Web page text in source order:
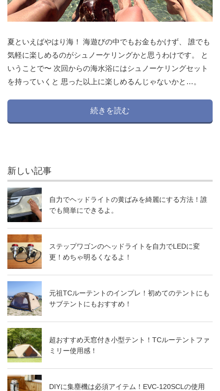
夏といえばやはり海！ 海遊びの中でもお金もかけず、 誰でも
気軽に楽しめるのがシュノーケリングかと思うわけです。 と
いうことで〜 次回からの海水浴にはシュノーケリングセット
を持っていくと 思った以上に楽しめるんじゃないかと…。
続きを読む
新しい記事
自力でヘッドライトの黄ばみを綺麗にする方法！誰
でも簡単にできるよ。
ステップワゴンのヘッドライトを自力でLEDに変
更！めちゃ明るくなるよ！
元祖TCルーテントのインプレ！初めてのテントにも
サブテントにもおすすめ！
超おすすめ天窓付き小型テント！TCルーテントファ
ミリー使用感！
DIYに集塵機は必須アイテム！EVC-120SCLの使用